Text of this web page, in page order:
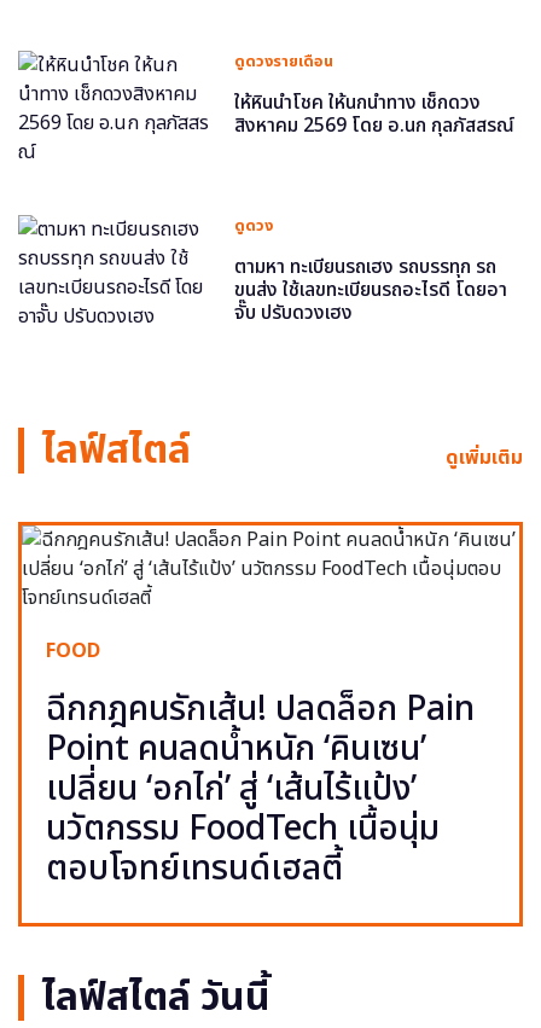
ดูดวงรายเดือน
ให้หินนำโชค ให้นกนำทาง เช็กดวง
สิงหาคม 2569 โดย อ.นก กุลภัสสรณ์
ดูดวง
ตามหา ทะเบียนรถเฮง รถบรรทุก รถ
ขนส่ง ใช้เลขทะเบียนรถอะไรดี โดยอา
จั๊บ ปรับดวงเฮง
ไลฟ์สไตล์ ดูเพิ่มเติม
FOOD
ฉีกกฎคนรักเส้น! ปลดล็อก Pain
Point คนลดน้ำหนัก ‘คินเซน’
เปลี่ยน ‘อกไก่’ สู่ ‘เส้นไร้แป้ง’
นวัตกรรม FoodTech เนื้อนุ่ม
ตอบโจทย์เทรนด์เฮลตี้
ไลฟ์สไตล์ วันนี้